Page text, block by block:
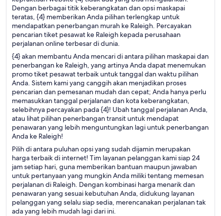
Dengan berbagai titik keberangkatan dan opsi maskapai
teratas, {4} memberikan Anda pilihan terlengkap untuk
mendapatkan penerbangan murah ke Raleigh. Percayakan
pencarian tiket pesawat ke Raleigh kepada perusahaan
perjalanan online terbesar di dunia.
{4} akan membantu Anda mencari di antara pilihan maskapai dan
penerbangan ke Raleigh, yang artinya Anda dapat menemukan
promo tiket pesawat terbaik untuk tanggal dan waktu pilihan
Anda. Sistem kami yang canggih akan menjadikan proses
pencarian dan pemesanan mudah dan cepat; Anda hanya perlu
memasukkan tanggal perjalanan dan kota keberangkatan,
selebihnya percayakan pada {4}! Ubah tanggal perjalanan Anda,
atau lihat pilihan penerbangan transit untuk mendapat
penawaran yang lebih menguntungkan lagi untuk penerbangan
Anda ke Raleigh!
Pilih di antara puluhan opsi yang sudah dijamin merupakan
harga terbaik di internet! Tim layanan pelanggan kami siap 24
jam setiap hari, guna memberikan bantuan maupun jawaban
untuk pertanyaan yang mungkin Anda miliki tentang memesan
perjalanan di Raleigh. Dengan kombinasi harga menarik dan
penawaran yang sesuai kebutuhan Anda, didukung layanan
pelanggan yang selalu siap sedia, merencanakan perjalanan tak
ada yang lebih mudah lagi dari ini.